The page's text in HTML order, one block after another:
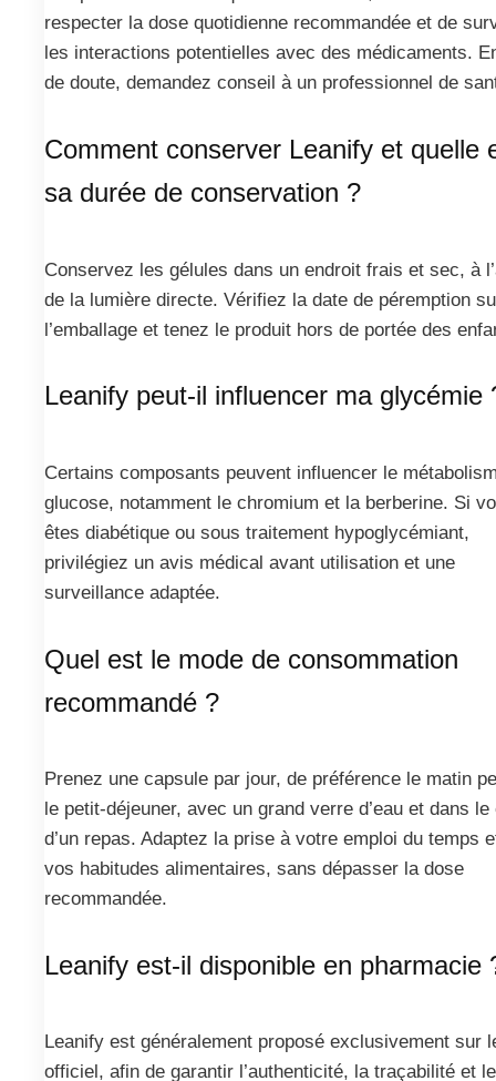
respecter la dose quotidienne recommandée et de
les interactions potentielles avec des médicaments.
de doute, demandez conseil à un professionnel de
Comment conserver Leanify et quelle
sa durée de conservation ?
Conservez les gélules dans un endroit frais et sec, à
de la lumière directe. Vérifiez la date de péremption
l’emballage et tenez le produit hors de portée des
Leanify peut-il influencer ma glycémie
Certains composants peuvent influencer le
glucose, notamment le chromium et la berberine. Si
êtes diabétique ou sous traitement hypoglycémiant,
privilégiez un avis médical avant utilisation et une
surveillance adaptée.
Quel est le mode de consommation
recommandé ?
Prenez une capsule par jour, de préférence le matin
le petit-déjeuner, avec un grand verre d’eau et dans le
d’un repas. Adaptez la prise à votre emploi du temps
vos habitudes alimentaires, sans dépasser la dose
recommandée.
Leanify est-il disponible en pharmacie
Leanify est généralement proposé exclusivement sur
officiel, afin de garantir l’authenticité, la traçabilité et